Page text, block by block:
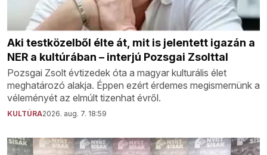
Aki testközelből élte át, mit is jelentett igazán a
NER a kultúrában – interjú Pozsgai Zsolttal
Pozsgai Zsolt évtizedek óta a magyar kulturális élet
meghatározó alakja. Éppen ezért érdemes megismernünk a
véleményét az elmúlt tizenhat évről.
KULTÚRA2026. aug. 7. 18:59